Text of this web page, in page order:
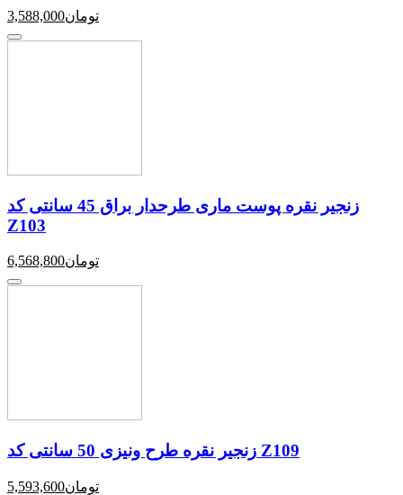
3,588,000تومان
زنجیر نقره پوست ماری طرحدار براق 45 سانتی کد
Z103
6,568,800تومان
زنجیر نقره طرح ونیزی 50 سانتی کد Z109
5,593,600تومان